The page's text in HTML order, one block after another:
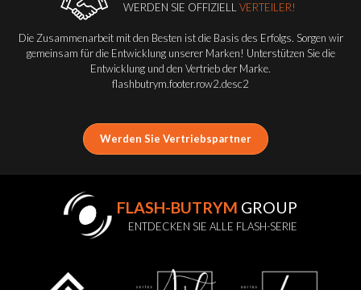
WERDEN SIE OFFIZIELLVERTEILER!
Die Zusammenarbeit mit den Besten ist die Basis des Erfolgs. Sorgen wir
gemeinsam für die Entwicklung unserer Marken! Unterstützen Sie die
Entwicklung und den Vertrieb der Marke.
flashbutrym.footer.row2.desc2
Werden Sie Vertriebspartner
FLASH-BUTRYM GROUP
ENTDECKEN SIE ALLE FLASH-SERIE